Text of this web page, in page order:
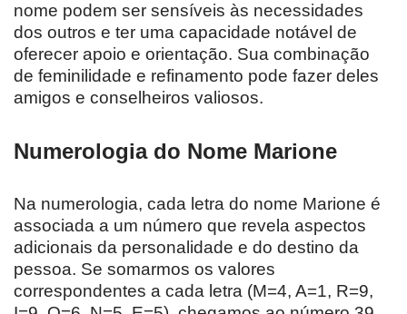
nome podem ser sensíveis às necessidades
dos outros e ter uma capacidade notável de
oferecer apoio e orientação. Sua combinação
de feminilidade e refinamento pode fazer deles
amigos e conselheiros valiosos.
Numerologia do Nome Marione
Na numerologia, cada letra do nome Marione é
associada a um número que revela aspectos
adicionais da personalidade e do destino da
pessoa. Se somarmos os valores
correspondentes a cada letra (M=4, A=1, R=9,